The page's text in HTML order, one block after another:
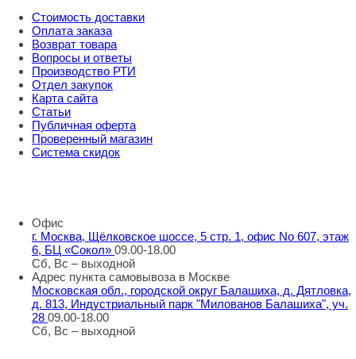
Стоимость доставки
Оплата заказа
Возврат товара
Вопросы и ответы
Производство РТИ
Отдел закупок
Карта сайта
Статьи
Публичная оферта
Проверенный магазин
Система скидок
Офис
г. Москва, Щёлковское шоссе, 5 стр. 1, офис No 607, этаж
6, БЦ «Сокол» 09.00-18.00
Сб, Вс – выходной
Адрес пункта самовывоза в Москве
Московская обл., городской округ Балашиха, д. Дятловка,
д. 813, Индустриальный парк "Милованов Балашиха", уч.
28 09.00-18.00
Сб, Вс – выходной